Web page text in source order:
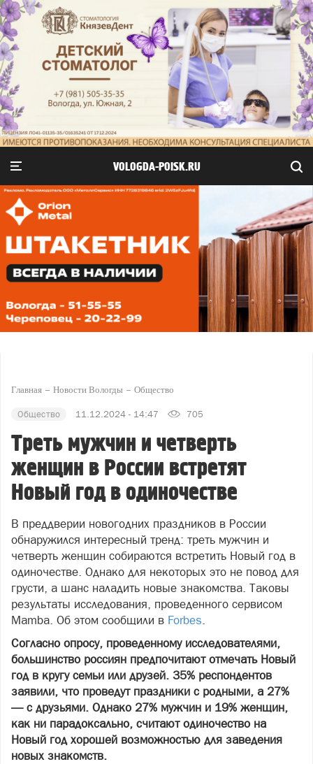
VOLOGDA-POISK.RU
Главная Новости Вологды Общество
Общество 11.12.2024 - 14:47 705
Треть мужчин и четверть
женщин в России встретят
Новый год в одиночестве
В преддверии новогодних праздников в России
обнаружился интересный тренд: треть мужчин и
четверть женщин собираются встретить Новый год в
одиночестве. Однако для некоторых это не повод для
грусти, а шанс наладить новые знакомства. Таковы
результаты исследования, проведенного сервисом
Mamba. Об этом сообщили в Forbes.
Согласно опросу, проведенному исследователями,
большинство россиян предпочитают отмечать Новый
год в кругу семьи или друзей. 35% респондентов
заявили, что проведут праздники с родными, а 27%
— с друзьями. Однако 27% мужчин и 19% женщин,
как ни парадоксально, считают одиночество на
Новый год хорошей возможностью для заведения
новых знакомств.